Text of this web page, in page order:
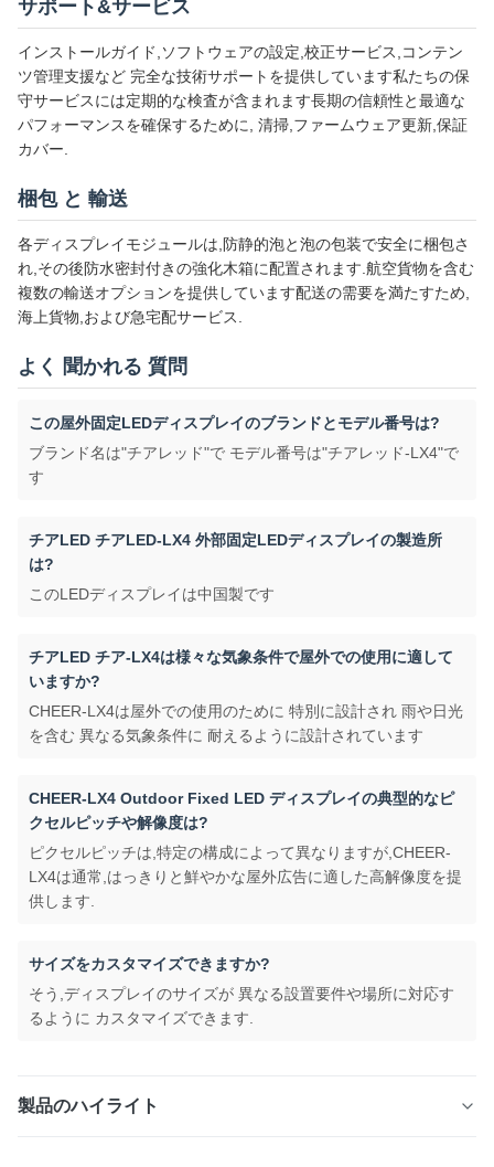
サポート&サービス
インストールガイド,ソフトウェアの設定,校正サービス,コンテン
ツ管理支援など 完全な技術サポートを提供しています私たちの保
守サービスには定期的な検査が含まれます長期の信頼性と最適な
パフォーマンスを確保するために, 清掃,ファームウェア更新,保証
カバー.
梱包 と 輸送
各ディスプレイモジュールは,防静的泡と泡の包装で安全に梱包さ
れ,その後防水密封付きの強化木箱に配置されます.航空貨物を含む
複数の輸送オプションを提供しています配送の需要を満たすため,
海上貨物,および急宅配サービス.
よく 聞かれる 質問
この屋外固定LEDディスプレイのブランドとモデル番号は?
ブランド名は"チアレッド"で モデル番号は"チアレッド-LX4"で
す
チアLED チアLED-LX4 外部固定LEDディスプレイの製造所
は?
このLEDディスプレイは中国製です
チアLED チア-LX4は様々な気象条件で屋外での使用に適して
いますか?
CHEER-LX4は屋外での使用のために 特別に設計され 雨や日光
を含む 異なる気象条件に 耐えるように設計されています
CHEER-LX4 Outdoor Fixed LED ディスプレイの典型的なピ
クセルピッチや解像度は?
ピクセルピッチは,特定の構成によって異なりますが,CHEER-
LX4は通常,はっきりと鮮やかな屋外広告に適した高解像度を提
供します.
サイズをカスタマイズできますか?
そう,ディスプレイのサイズが 異なる設置要件や場所に対応す
るように カスタマイズできます.
製品のハイライト